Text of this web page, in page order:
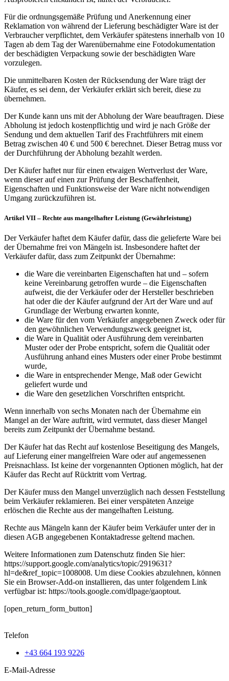
Für die ordnungsgemäße Prüfung und Anerkennung einer
Reklamation von während der Lieferung beschädigter Ware ist der
Verbraucher verpflichtet, dem Verkäufer spätestens innerhalb von 10
Tagen ab dem Tag der Warenübernahme eine Fotodokumentation
der beschädigten Verpackung sowie der beschädigten Ware
vorzulegen.
Die unmittelbaren Kosten der Rücksendung der Ware trägt der
Käufer, es sei denn, der Verkäufer erklärt sich bereit, diese zu
übernehmen.
Der Kunde kann uns mit der Abholung der Ware beauftragen. Diese
Abholung ist jedoch kostenpflichtig und wird je nach Größe der
Sendung und dem aktuellen Tarif des Frachtführers mit einem
Betrag zwischen 40 € und 500 € berechnet. Dieser Betrag muss vor
der Durchführung der Abholung bezahlt werden.
Der Käufer haftet nur für einen etwaigen Wertverlust der Ware,
wenn dieser auf einen zur Prüfung der Beschaffenheit,
Eigenschaften und Funktionsweise der Ware nicht notwendigen
Umgang zurückzuführen ist.
Artikel VII – Rechte aus mangelhafter Leistung (Gewährleistung)
Der Verkäufer haftet dem Käufer dafür, dass die gelieferte Ware bei
der Übernahme frei von Mängeln ist. Insbesondere haftet der
Verkäufer dafür, dass zum Zeitpunkt der Übernahme:
die Ware die vereinbarten Eigenschaften hat und – sofern
keine Vereinbarung getroffen wurde – die Eigenschaften
aufweist, die der Verkäufer oder der Hersteller beschrieben
hat oder die der Käufer aufgrund der Art der Ware und auf
Grundlage der Werbung erwarten konnte,
die Ware für den vom Verkäufer angegebenen Zweck oder für
den gewöhnlichen Verwendungszweck geeignet ist,
die Ware in Qualität oder Ausführung dem vereinbarten
Muster oder der Probe entspricht, sofern die Qualität oder
Ausführung anhand eines Musters oder einer Probe bestimmt
wurde,
die Ware in entsprechender Menge, Maß oder Gewicht
geliefert wurde und
die Ware den gesetzlichen Vorschriften entspricht.
Wenn innerhalb von sechs Monaten nach der Übernahme ein
Mangel an der Ware auftritt, wird vermutet, dass dieser Mangel
bereits zum Zeitpunkt der Übernahme bestand.
Der Käufer hat das Recht auf kostenlose Beseitigung des Mangels,
auf Lieferung einer mangelfreien Ware oder auf angemessenen
Preisnachlass. Ist keine der vorgenannten Optionen möglich, hat der
Käufer das Recht auf Rücktritt vom Vertrag.
Der Käufer muss den Mangel unverzüglich nach dessen Feststellung
beim Verkäufer reklamieren. Bei einer verspäteten Anzeige
erlöschen die Rechte aus der mangelhaften Leistung.
Rechte aus Mängeln kann der Käufer beim Verkäufer unter der in
diesen AGB angegebenen Kontaktadresse geltend machen.
Weitere Informationen zum Datenschutz finden Sie hier:
https://support.google.com/analytics/topic/2919631?
hl=de&ref_topic=1008008. Um diese Cookies abzulehnen, können
Sie ein Browser-Add-on installieren, das unter folgendem Link
verfügbar ist: https://tools.google.com/dlpage/gaoptout.
[open_return_form_button]
Telefon
+43 664 193 9226
E-Mail-Adresse